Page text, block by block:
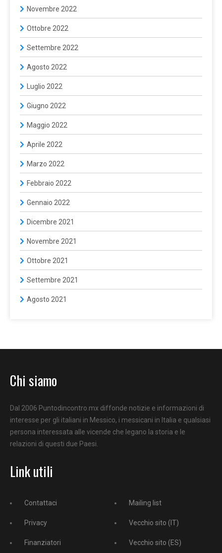
Novembre 2022
Ottobre 2022
Settembre 2022
Agosto 2022
Luglio 2022
Giugno 2022
Maggio 2022
Aprile 2022
Marzo 2022
Febbraio 2022
Gennaio 2022
Dicembre 2021
Novembre 2021
Ottobre 2021
Settembre 2021
Agosto 2021
Chi siamo
Dal 2006 Puntodincontro.mx diffonde notizie e informazioni di
interesse per gli italiani in Messico, i messicani in Italia e qualsiasi
persona interessata alle vicende che legano la storia e le
relazioni di questi due Paesi.
Link utili
Contattaci
Privacy
Finanziatori
Mailing list
Vecchio sito (IT)
Vecchio sito (ES)